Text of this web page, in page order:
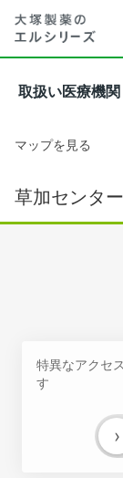
取扱い医療機
マップを見る
草加センタ
特異なアクセ
す
›